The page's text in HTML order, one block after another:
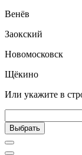
Венёв
Заокский
Новомосковск
Щёкино
Или укажите в
Выбрать